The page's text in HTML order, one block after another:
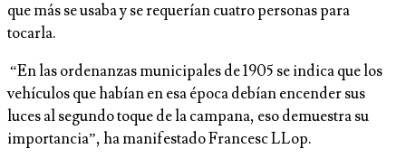
que más se usaba y se requerían cuatro personas para
tocarla.
“En las ordenanzas municipales de 1905 se indica que los
vehículos que habían en esa época debían encender sus
luces al segundo toque de la campana, eso demuestra su
importancia”, ha manifestado Francesc LLop.